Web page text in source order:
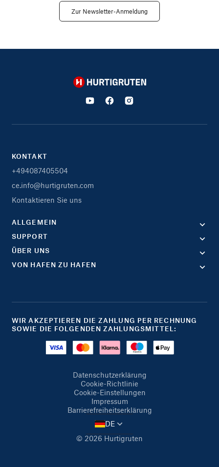
Zur Newsletter-Anmeldung
Hurtigruten
KONTAKT
+494087405504
ce.info@hurtigruten.com
Kontaktieren Sie uns
ALLGEMEIN
SUPPORT
ÜBER UNS
VON HAFEN ZU HAFEN
WIR AKZEPTIEREN DIE ZAHLUNG PER RECHNUNG
SOWIE DIE FOLGENDEN ZAHLUNGSMITTEL:
Datenschutzerklärung
Cookie-Richtlinie
Cookie-Einstellungen
Impressum
Barrierefreiheitserklärung
© 2026 Hurtigruten
DE